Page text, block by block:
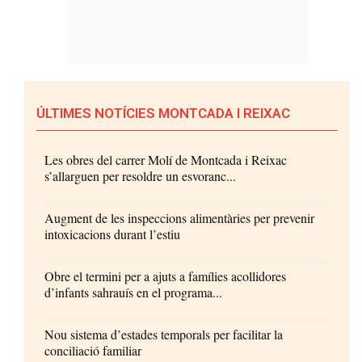
ÚLTIMES NOTÍCIES MONTCADA I REIXAC
Les obres del carrer Molí de Montcada i Reixac
s’allarguen per resoldre un esvoranc...
Augment de les inspeccions alimentàries per prevenir
intoxicacions durant l’estiu
Obre el termini per a ajuts a famílies acollidores
d’infants sahrauís en el programa...
Nou sistema d’estades temporals per facilitar la
conciliació familiar